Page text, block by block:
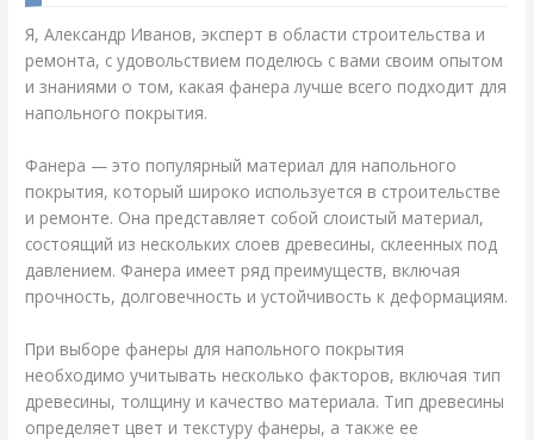
Я, Александр Иванов, эксперт в области строительства и
ремонта, с удовольствием поделюсь с вами своим опытом
и знаниями о том, какая фанера лучше всего подходит для
напольного покрытия.
Фанера — это популярный материал для напольного
покрытия, который широко используется в строительстве
и ремонте. Она представляет собой слоистый материал,
состоящий из нескольких слоев древесины, склеенных под
давлением. Фанера имеет ряд преимуществ, включая
прочность, долговечность и устойчивость к деформациям.
При выборе фанеры для напольного покрытия
необходимо учитывать несколько факторов, включая тип
древесины, толщину и качество материала. Тип древесины
определяет цвет и текстуру фанеры, а также ее